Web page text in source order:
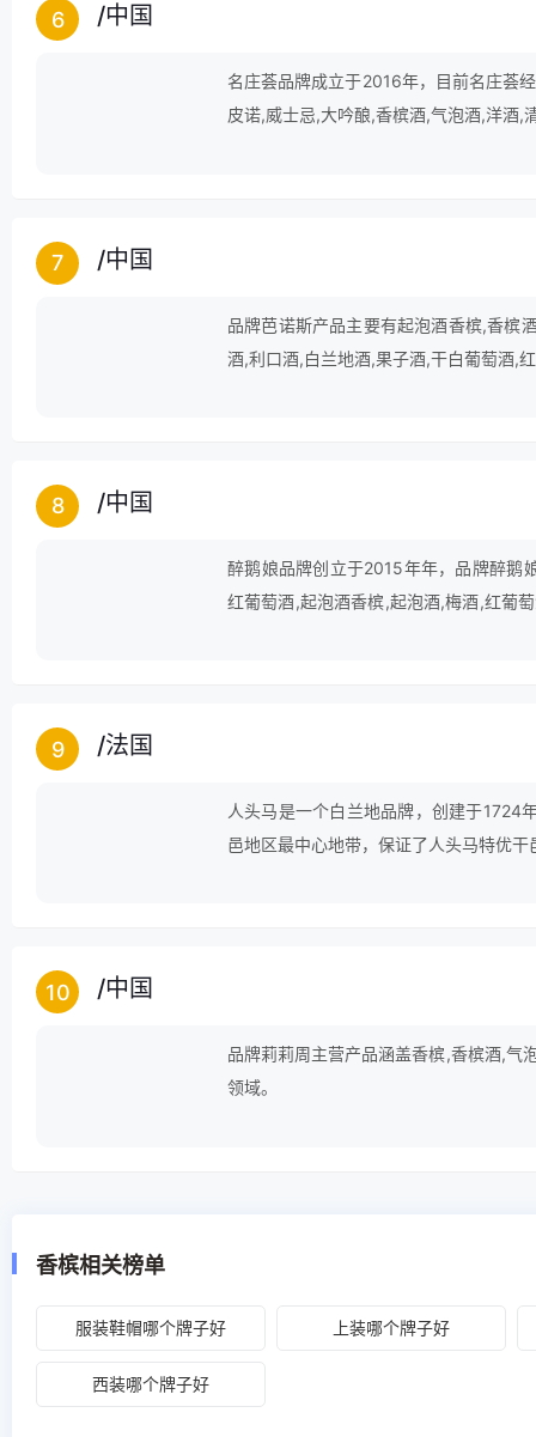
6 /中国
名庄荟品牌成立于2016年，目前名庄荟
皮诺,威士忌,大吟酿,香槟酒,气泡酒,洋酒,
7 /中国
品牌芭诺斯产品主要有起泡酒香槟,香槟
酒,利口酒,白兰地酒,果子酒,干白葡萄酒,
8 /中国
醉鹅娘品牌创立于2015年年，品牌醉鹅
红葡萄酒,起泡酒香槟,起泡酒,梅酒,红葡
9 /法国
人头马是一个白兰地品牌，创建于1724
邑地区最中心地带，保证了人头马特优
10 /中国
品牌莉莉周主营产品涵盖香槟,香槟酒,气
领域。
香槟相关榜单
服装鞋帽哪个牌子好 上装哪个牌子好
西装哪个牌子好